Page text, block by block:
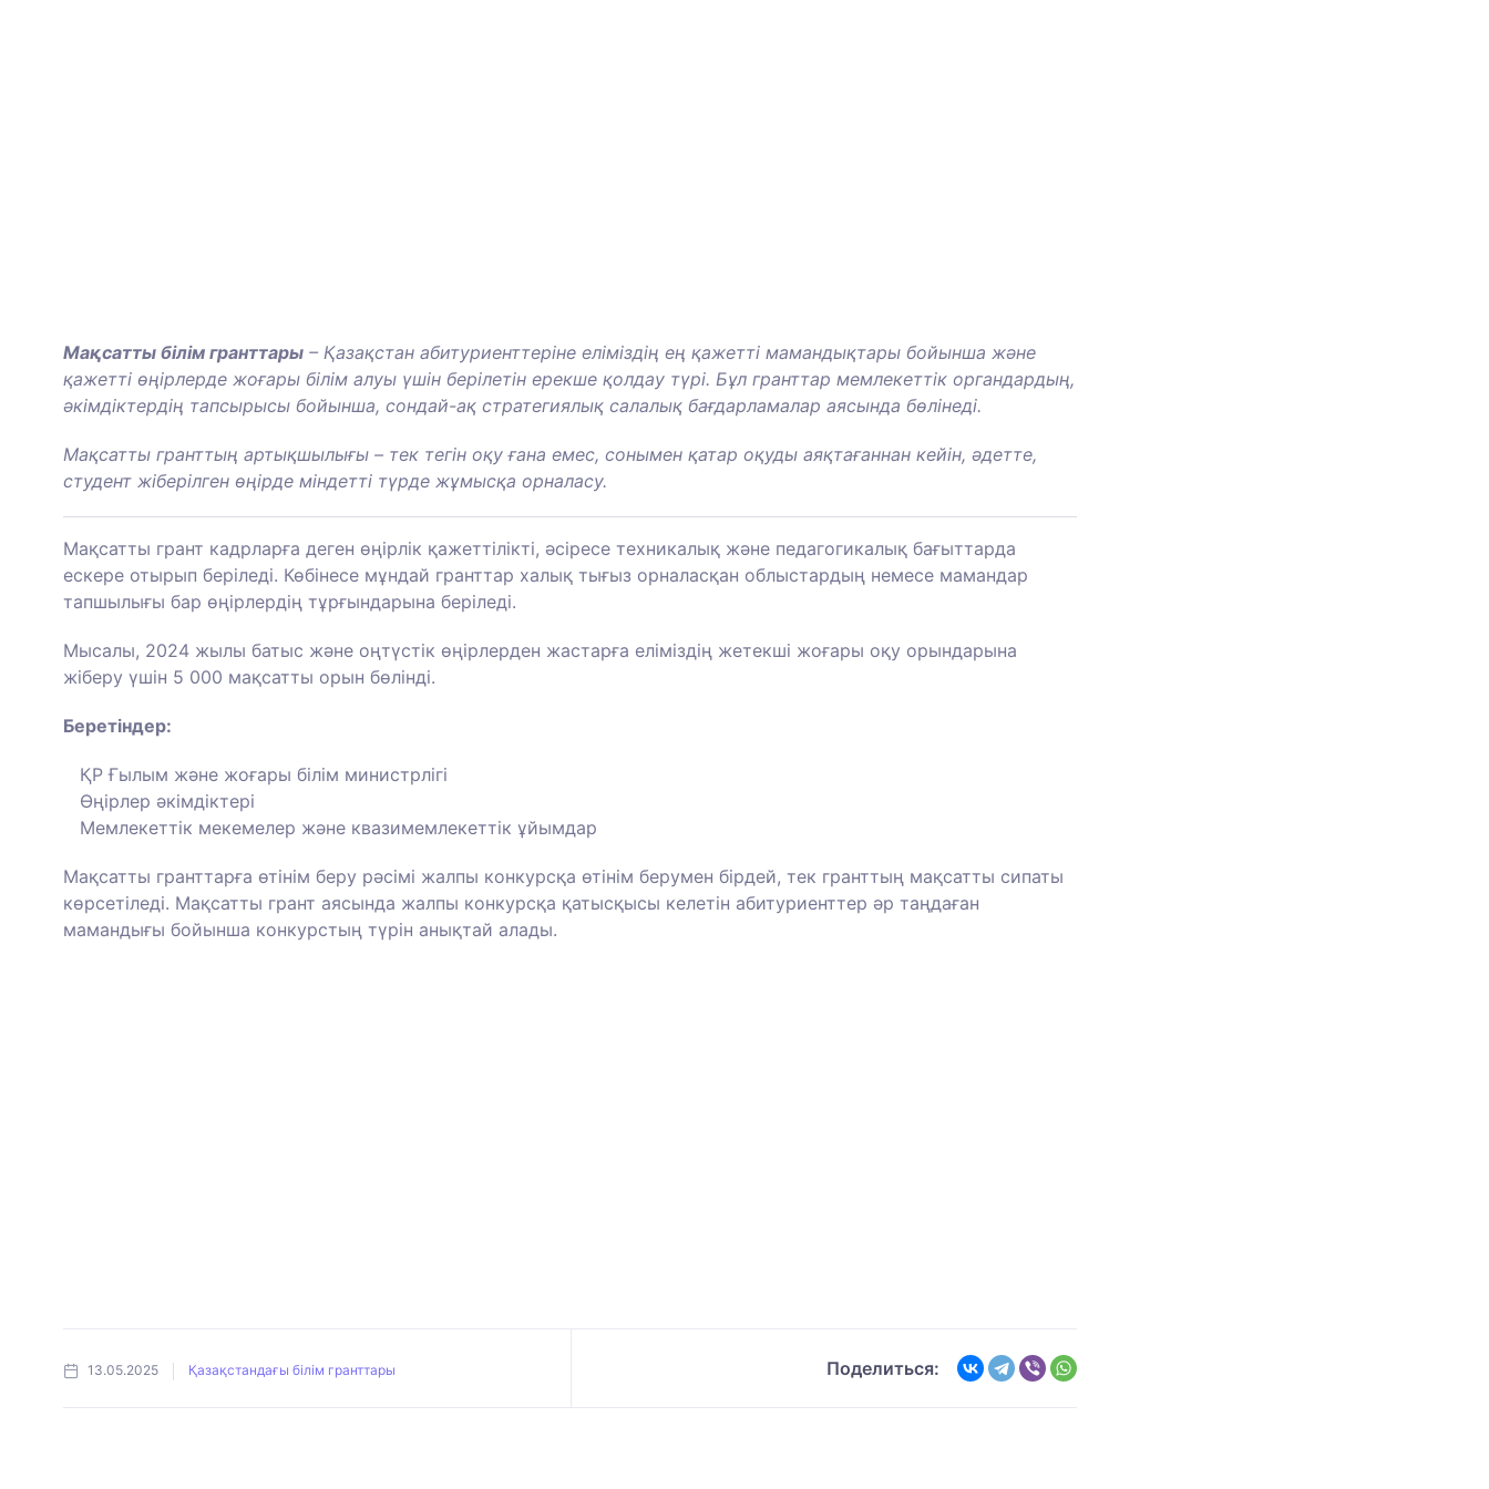
Мақсатты білім гранттары – Қазақстан абитуриенттеріне еліміздің ең қажетті мамандықтары бойынша және
қажетті өңірлерде жоғары білім алуы үшін берілетін ерекше қолдау түрі. Бұл гранттар мемлекеттік органдардың,
әкімдіктердің тапсырысы бойынша, сондай-ақ стратегиялық салалық бағдарламалар аясында бөлінеді.
Мақсатты гранттың артықшылығы – тек тегін оқу ғана емес, сонымен қатар оқуды аяқтағаннан кейін, әдетте,
студент жіберілген өңірде міндетті түрде жұмысқа орналасу.
Мақсатты грант кадрларға деген өңірлік қажеттілікті, әсіресе техникалық және педагогикалық бағыттарда
ескере отырып беріледі. Көбінесе мұндай гранттар халық тығыз орналасқан облыстардың немесе мамандар
тапшылығы бар өңірлердің тұрғындарына беріледі.
Мысалы, 2024 жылы батыс және оңтүстік өңірлерден жастарға еліміздің жетекші жоғары оқу орындарына
жіберу үшін 5 000 мақсатты орын бөлінді.
Беретіндер:
ҚР Ғылым және жоғары білім министрлігі
Өңірлер әкімдіктері
Мемлекеттік мекемелер және квазимемлекеттік ұйымдар
Мақсатты гранттарға өтінім беру рәсімі жалпы конкурсқа өтінім берумен бірдей, тек гранттың мақсатты сипаты
көрсетіледі. Мақсатты грант аясында жалпы конкурсқа қатысқысы келетін абитуриенттер әр таңдаған
мамандығы бойынша конкурстың түрін анықтай алады.
13.05.2025 Қазақстандағы білім гранттары Поделиться: